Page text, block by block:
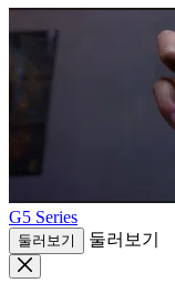
G5 Series
둘러보기 둘러보기